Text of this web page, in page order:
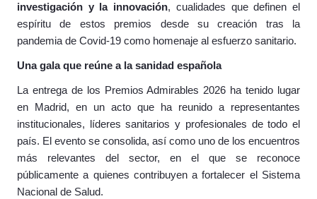
investigación y la innovación, cualidades que definen el
espíritu de estos premios desde su creación tras la
pandemia de Covid-19 como homenaje al esfuerzo sanitario.
Una gala que reúne a la sanidad española
La entrega de los Premios Admirables 2026 ha tenido lugar
en Madrid, en un acto que ha reunido a representantes
institucionales, líderes sanitarios y profesionales de todo el
país. El evento se consolida, así como uno de los encuentros
más relevantes del sector, en el que se reconoce
públicamente a quienes contribuyen a fortalecer el Sistema
Nacional de Salud.